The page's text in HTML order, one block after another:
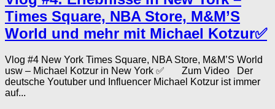
Times Square, NBA Store, M&M’S
World und mehr mit Michael Kotzur✅
Vlog #4 New York Times Square, NBA Store, M&M’S World
usw – Michael Kotzur in New York ✅ Zum Video Der
deutsche Youtuber und Influencer Michael Kotzur ist immer
auf...